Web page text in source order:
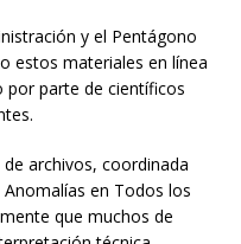
y el Pentágono
estos materiales en línea
por parte de científicos
archivos, coordinada
en Todos los
que muchos de